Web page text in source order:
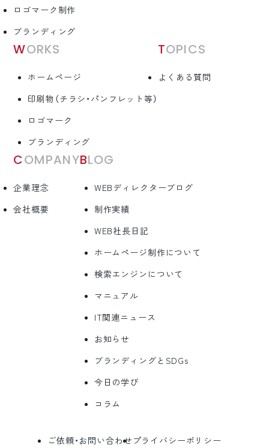
ロゴマーク制作
ブランディング
WORKS
ホームページ
印刷物（チラシ・パンフレット等）
ロゴマーク
ブランディング
TOPICS
よくある質問
COMPANY
企業理念
会社概要
BLOG
WEBディレクターブログ
制作実績
WEB社長日記
ホームページ制作について
検索エンジンについて
マニュアル
IT関連ニュース
お知らせ
ブランディングとSDGs
今日の学び
コラム
ご依頼・お問い合わせ プライバシーポリシー